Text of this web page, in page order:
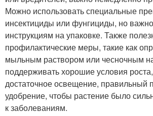
Можно использовать специальные
инсектициды или фунгициды, но
инструкциям на упаковке. Также
профилактические меры, такие как
мыльным раствором или чесночным
поддерживать хорошие условия роста,
достаточное освещение, правильный
удобрение, чтобы растение было
к заболеваниям.